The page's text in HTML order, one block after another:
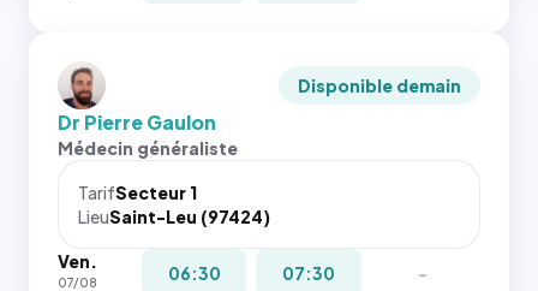
Disponible demain
Dr Pierre Gaulon
Médecin généraliste
TarifSecteur 1
LieuSaint-Leu (97424)
Ven.
07/08 06:30 07:30 -